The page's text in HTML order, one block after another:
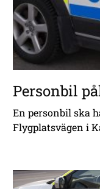
Personbil
En personbil ska
Flygplatsvägen i